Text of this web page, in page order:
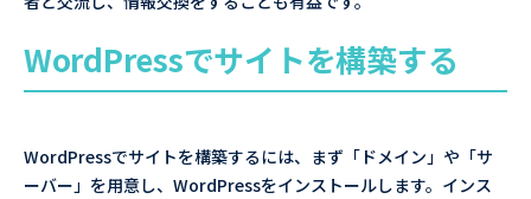
WordPressでサイトを構築する
WordPressでサイトを構築するには、まず「ドメイン」や「サ
ーバー」を用意し、WordPressをインストールします。インス